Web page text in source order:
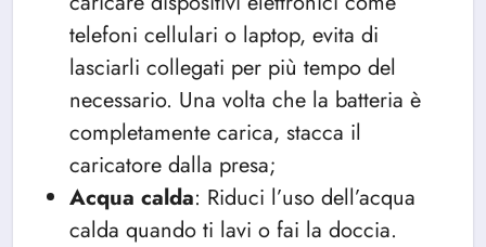
telefoni cellulari o laptop, evita di
lasciarli collegati per più tempo del
necessario. Una volta che la batteria è
completamente carica, stacca il
caricatore dalla presa;
Acqua calda: Riduci l’uso dell’acqua
calda quando ti lavi o fai la doccia.